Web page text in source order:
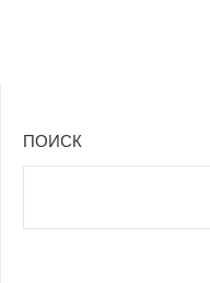
ПОИСК